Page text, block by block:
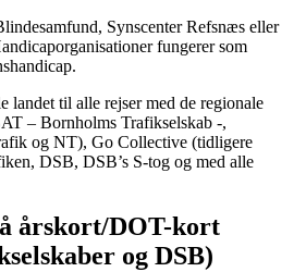
Synscenter Refsnæs eller
fungerer som
landet til alle rejser med de regionale
– Bornholms Trafikselskab -,
og NT), Go Collective (tidligere
DSB, DSB’s S-tog og med alle
årskort/DOT-kort
og DSB)